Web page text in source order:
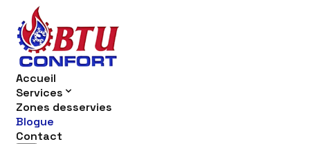
Accueil
Services
Zones desservies
Blogue
Contact